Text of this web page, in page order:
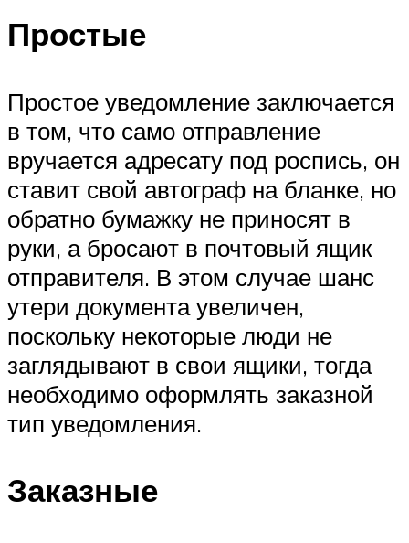
Простые
Простое уведомление заключается
в том, что само отправление
вручается адресату под роспись, он
ставит свой автограф на бланке, но
обратно бумажку не приносят в
руки, а бросают в почтовый ящик
отправителя. В этом случае шанс
утери документа увеличен,
поскольку некоторые люди не
заглядывают в свои ящики, тогда
необходимо оформлять заказной
тип уведомления.
Заказные